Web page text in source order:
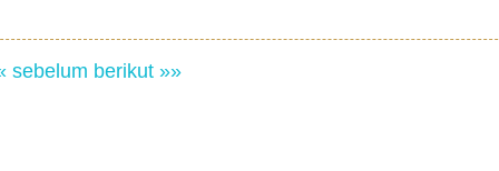
sebelum berikut »»